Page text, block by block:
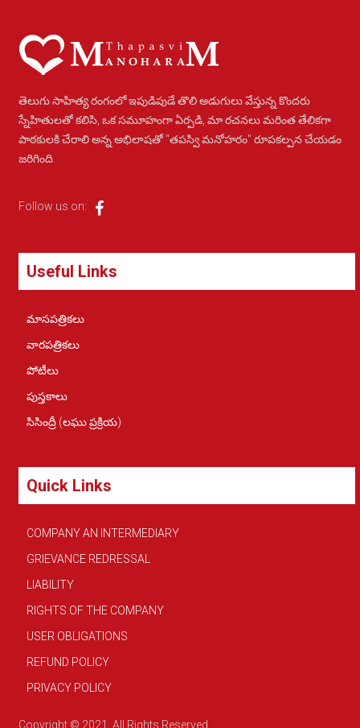
తెలుగు సాహిత్య రంగంలో ఇపుడిపుడే తొలి అడుగులు వేస్తున్న కొందరు
స్నేహితులతో కలిసి, ఒక సమూహంగా ఏర్పడి, మా రచనలు మరింత తేలికగా
పాఠకులకి చేరాలి అన్న అభిలాషతో "తపస్వి మనోహరం" రూపకల్పన చేయడం
జరిగింది.
Follow us on:
Useful Links
మాసపత్రికలు
వారపత్రికలు
పోటీలు
పుస్తకాలు
సిసింద్రీ (లఘు ప్రక్రియ)
Quick Links
COMPANY AN INTERMEDIARY
GRIEVANCE REDRESSAL
LIABILITY
RIGHTS OF THE COMPANY
USER OBLIGATIONS
REFUND POLICY
PRIVACY POLICY
Copyright © 2021. All Rights Reserved.